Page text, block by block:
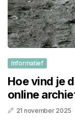
Informatief
Hoe vind je
online
21 november 2025